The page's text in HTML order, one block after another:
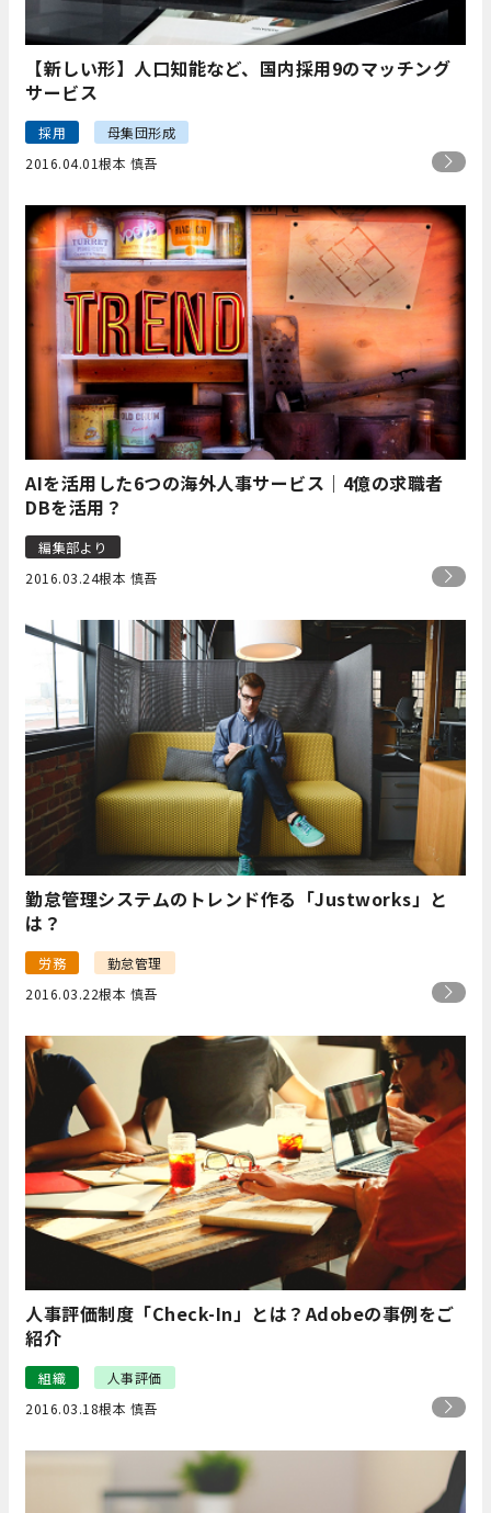
【新しい形】人口知能など、国内採用9のマッチング
サービス
採用
母集団形成
2016.04.01根本 慎吾
AIを活用した6つの海外人事サービス｜4億の求職者
DBを活用？
編集部より
2016.03.24根本 慎吾
勤怠管理システムのトレンド作る「Justworks」と
は？
労務
勤怠管理
2016.03.22根本 慎吾
人事評価制度「Check-In」とは？Adobeの事例をご
紹介
組織
人事評価
2016.03.18根本 慎吾